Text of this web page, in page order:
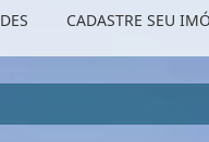
CADASTRE SEU